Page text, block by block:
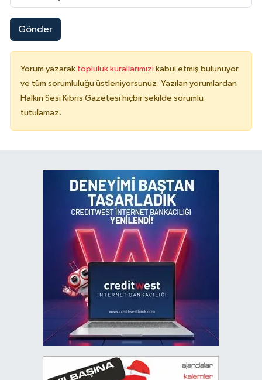
Gönder
Yorum yazarak topluluk kurallarımızı kabul etmiş bulunuyor
ve tüm sorumluluğu üstleniyorsunuz. Yazılan yorumlardan
Halkın Sesi Kıbrıs Gazetesi hiçbir şekilde sorumlu
tutulamaz.